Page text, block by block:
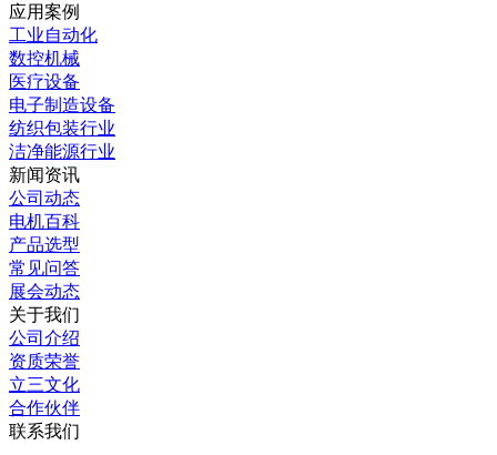
应用案例
工业自动化
数控机械
医疗设备
电子制造设备
纺织包装行业
洁净能源行业
新闻资讯
公司动态
电机百科
产品选型
常见问答
展会动态
关于我们
公司介绍
资质荣誉
立三文化
合作伙伴
联系我们